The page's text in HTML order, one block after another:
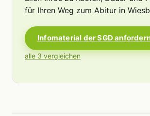
für Ihren Weg zum Abitur in
Infomaterial der SGD
alle 3 vergleichen